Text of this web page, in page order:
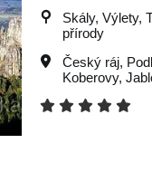
Skály, Výlety,
přírody
Český ráj,
Koberovy,